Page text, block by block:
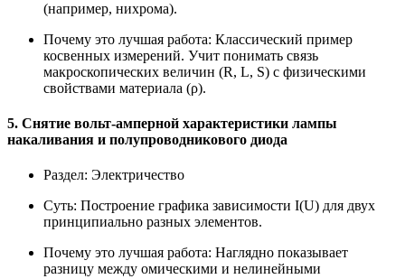
(например, нихрома).
Почему это лучшая работа: Классический пример
косвенных измерений. Учит понимать связь
макроскопических величин (R, L, S) с физическими
свойствами материала (ρ).
5. Снятие вольт-амперной характеристики лампы
накаливания и полупроводникового диода
Раздел: Электричество
Суть: Построение графика зависимости I(U) для двух
принципиально разных элементов.
Почему это лучшая работа: Наглядно показывает
разницу между омическими и нелинейными